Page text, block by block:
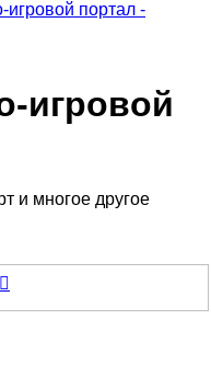
портал -
игровой
и многое другое